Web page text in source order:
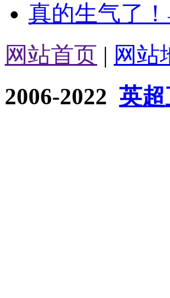
真的生气了
网站首页 | 网站
2006-2022 英